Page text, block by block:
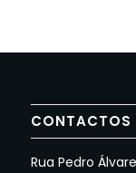
CONTACTOS
Rua Pedro